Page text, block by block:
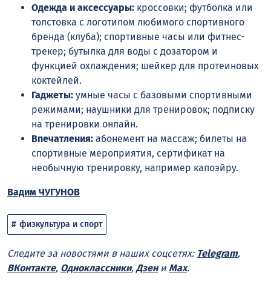
Одежда и аксессуары: кроссовки; футболка или
толстовка с логотипом любимого спортивного
бренда (клуба); спортивные часы или фитнес-
трекер; бутылка для воды с дозатором и
функцией охлаждения; шейкер для протеиновых
коктейлей.
Гаджеты: умные часы с базовыми спортивными
режимами; наушники для тренировок; подписку
на тренировки онлайн.
Впечатления: абонемент на массаж; билеты на
спортивные мероприятия, сертификат на
необычную тренировку, например капоэйру.
Вадим ЧУГУНОВ
физкультура и спорт
Следите за новостями в наших соцсетях: Telegram,
ВКонтакте, Одноклассники, Дзени Max.